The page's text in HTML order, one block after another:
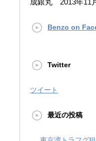
成銀丸 2013年11
Benzo on
Twitter
ツイート
最近の投稿